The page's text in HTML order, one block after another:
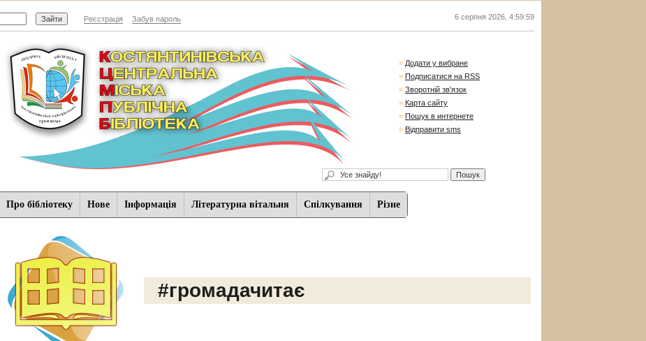
Реєстрація Забув пароль 6 серпня 2026 5:00:00
» Додати у вибране
» Подписатися на RSS
» Зворотній зв'язок
» Карта сайту
» Пошук в интернете
» Відправити sms
Про бібліотеку Нове Iнформацiя Літературна вітальня Спiлкування Різне
#громадачитає